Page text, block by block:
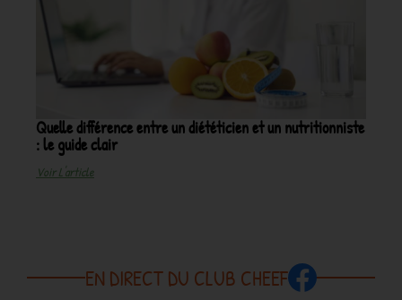
Quelle différence entre un diététicien et un nutritionniste
: le guide clair
Voir L'article
EN DIRECT DU CLUB CHEEF